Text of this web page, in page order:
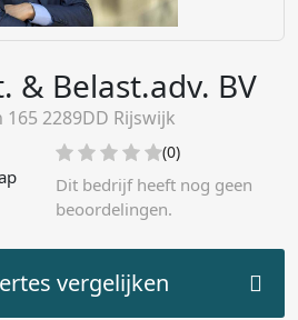
& Belast.adv. BV
2289DD Rijswijk
(0)
Dit bedrijf heeft nog geen
beoordelingen.
vergelijken